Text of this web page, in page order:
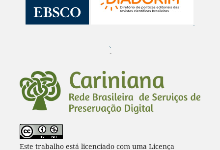
¨
Este trabalho está licenciado com uma Licença